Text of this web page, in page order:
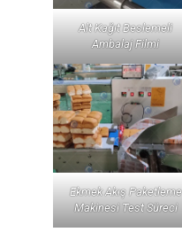
Alt Kağıt Beslemeli
Ambalaj Filmi
Ekmek Akış Paketleme
Makinesi Test Süreci